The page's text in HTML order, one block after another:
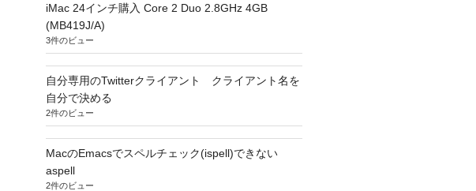
iMac 24インチ購入 Core 2 Duo 2.8GHz 4GB
(MB419J/A)
3件のビュー
自分専用のTwitterクライアント クライアント名を
自分で決める
2件のビュー
MacのEmacsでスペルチェック(ispell)できない
aspell
2件のビュー